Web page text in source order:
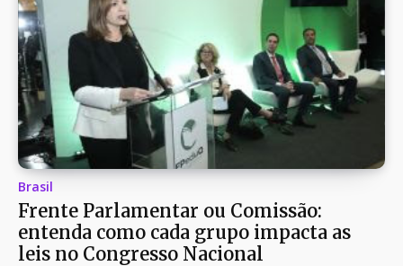
Brasil
Frente Parlamentar ou Comissão:
entenda como cada grupo impacta as
leis no Congresso Nacional